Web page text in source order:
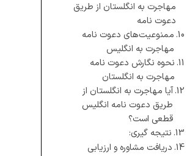
مهاجرت به انگلستان از طریق
دعوت‌ نامه
ممنوعیت‌های دعوت‌ نامه
مهاجرت به انگلیس
نحوه نگارش دعوت‌ نامه
مهاجرت به انگلستان
آیا مهاجرت به انگلستان از
طریق دعوت نامه انگلیس
قطعی است؟
نتیجه گیری:
دریافت مشاوره و ارزیابی